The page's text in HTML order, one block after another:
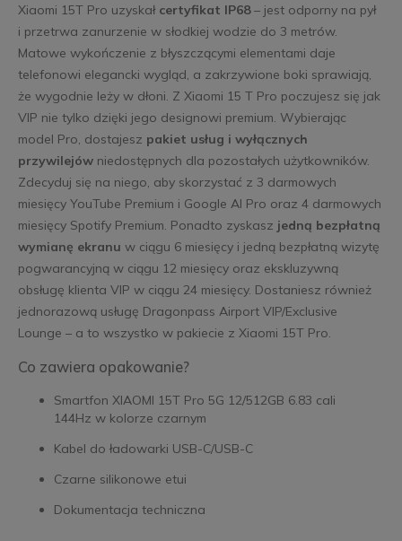
Xiaomi 15T Pro uzyskał certyfikat IP68– jest odporny na pył
i przetrwa zanurzenie w słodkiej wodzie do 3 metrów.
Matowe wykończenie z błyszczącymi elementami daje
telefonowi elegancki wygląd, a zakrzywione boki sprawiają,
że wygodnie leży w dłoni. Z Xiaomi 15 T Pro poczujesz się jak
VIP nie tylko dzięki jego designowi premium. Wybierając
model Pro, dostajesz pakiet usług i wyłącznych
przywilejówniedostępnych dla pozostałych użytkowników.
Zdecyduj się na niego, aby skorzystać z 3 darmowych
miesięcy YouTube Premium i Google AI Pro oraz 4 darmowych
miesięcy Spotify Premium. Ponadto zyskasz jedną bezpłatną
wymianę ekranu w ciągu 6 miesięcy i jedną bezpłatną wizytę
pogwarancyjną w ciągu 12 miesięcy oraz ekskluzywną
obsługę klienta VIP w ciągu 24 miesięcy. Dostaniesz również
jednorazową usługę Dragonpass Airport VIP/Exclusive
Lounge – a to wszystko w pakiecie z Xiaomi 15T Pro.
Co zawiera opakowanie?
Smartfon XIAOMI 15T Pro 5G 12/512GB 6.83 cali
144Hz w kolorze czarnym
Kabel do ładowarki USB-C/USB-C
Czarne silikonowe etui
Dokumentacja techniczna